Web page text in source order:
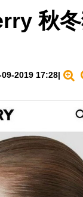
秋
09-2019 17:28|